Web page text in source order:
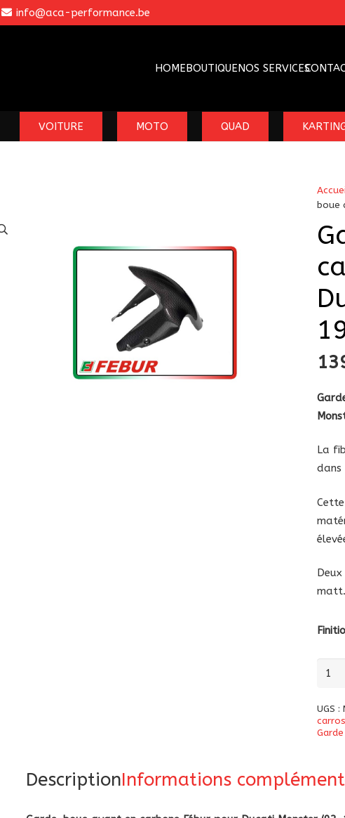
info@aca-performance.be
HOMEBOUTIQUENOS SERVICES
VOITURE MOTO QUAD
boue
La
dans
matt.
boue
Fébur
UGS :
DescriptionInformations